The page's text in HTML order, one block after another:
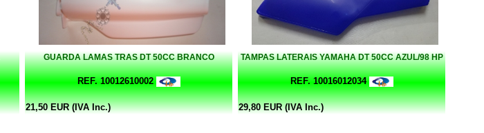
GUARDA LAMAS TRAS DT 50CC BRANCO
REF. 10012610002
21,50 EUR (IVA Inc.)
TAMPAS LATERAIS YAMAHA DT 50CC AZUL/98 HP
REF. 10016012034
29,80 EUR (IVA Inc.)